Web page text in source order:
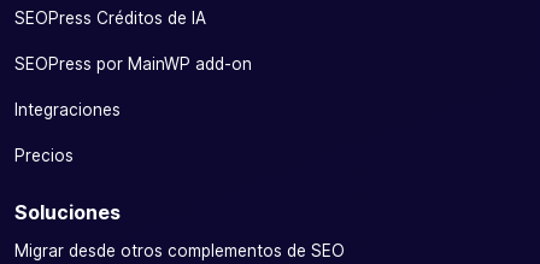
SEOPress Créditos de IA
SEOPress por MainWP add-on
Integraciones
Precios
Soluciones
Migrar desde otros complementos de SEO